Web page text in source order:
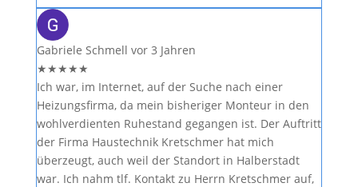
Gabriele Schmell vor 3 Jahren
★★★★★
Ich war, im Internet, auf der Suche nach einer
Heizungsfirma, da mein bisheriger Monteur in den
wohlverdienten Ruhestand gegangen ist. Der Auftritt
der Firma Haustechnik Kretschmer hat mich
überzeugt, auch weil der Standort in Halberstadt
war. Ich nahm tlf. Kontakt zu Herrn Kretschmer auf,